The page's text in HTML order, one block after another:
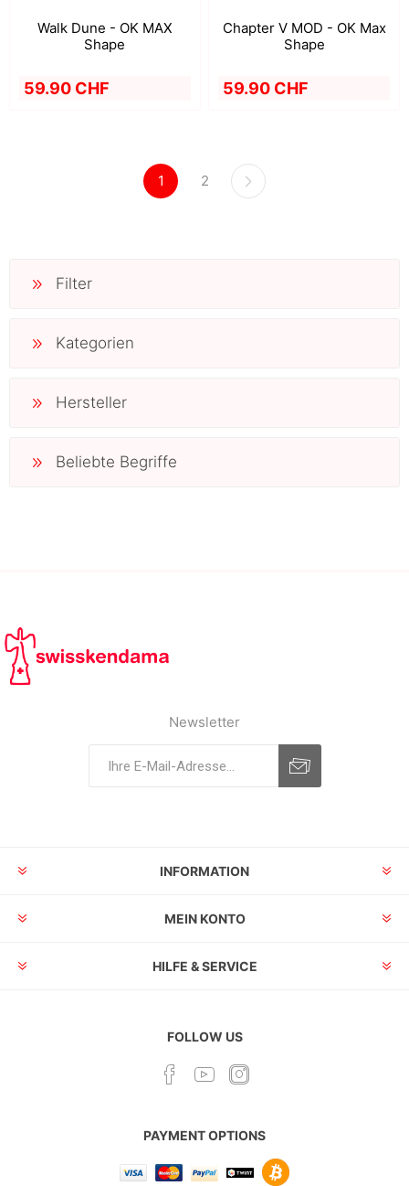
Walk Dune - OK MAX
Shape
59.90 CHF
Chapter V MOD - OK Max
Shape
59.90 CHF
1 2
Filter
Kategorien
Hersteller
Beliebte Begriffe
Newsletter
INFORMATION
MEIN KONTO
HILFE & SERVICE
FOLLOW US
PAYMENT OPTIONS